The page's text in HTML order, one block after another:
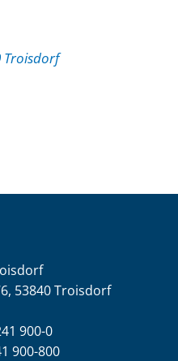
Troisdorf
53840 Troisdorf
900-0
900-800